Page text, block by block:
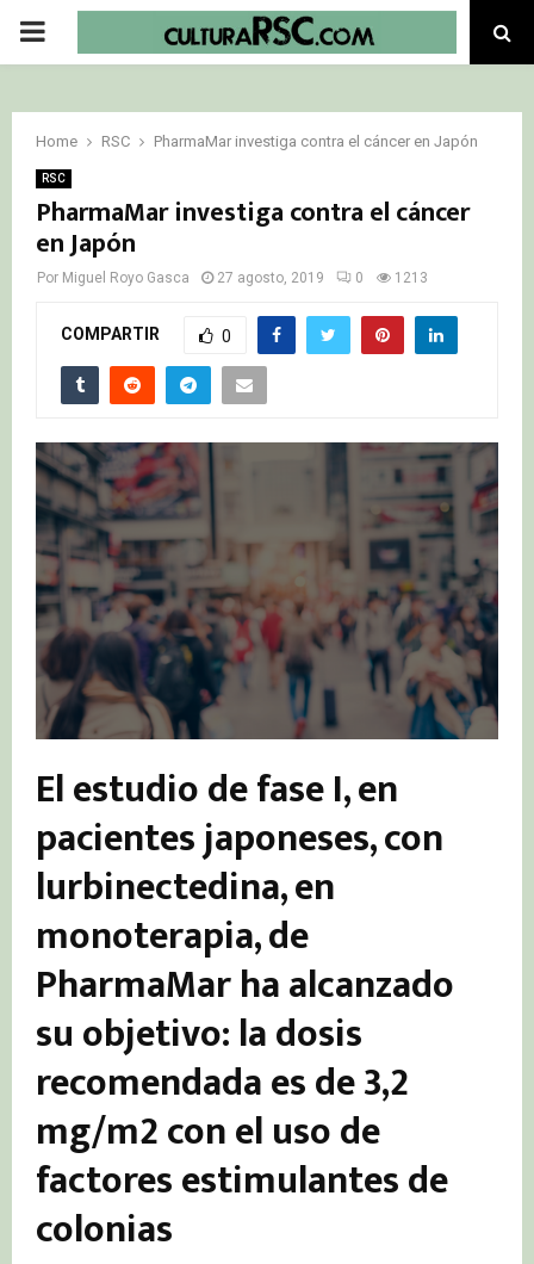
PRIMARY
Home RSC PharmaMar investiga contra el cáncer en Japón
RSC
PharmaMar investiga contra el cáncer
en Japón
Por Miguel Royo Gasca 27 agosto, 2019 0 1213
COMPARTIR 0
El estudio de fase I, en
pacientes japoneses, con
lurbinectedina, en
monoterapia, de
PharmaMar ha alcanzado
su objetivo: la dosis
recomendada es de 3,2
mg/m2 con el uso de
factores estimulantes de
colonias